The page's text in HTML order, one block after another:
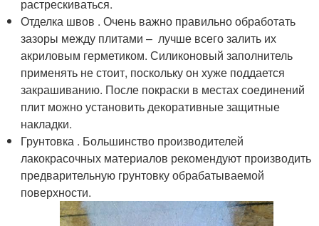
растрескиваться.
Отделка швов . Очень важно правильно обработать
зазоры между плитами – лучше всего залить их
акриловым герметиком. Силиконовый заполнитель
применять не стоит, поскольку он хуже поддается
закрашиванию. После покраски в местах соединений
плит можно установить декоративные защитные
накладки.
Грунтовка . Большинство производителей
лакокрасочных материалов рекомендуют производить
предварительную грунтовку обрабатываемой
поверхности.